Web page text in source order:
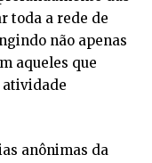
toda a rede de
não apenas
aqueles que
anônimas da